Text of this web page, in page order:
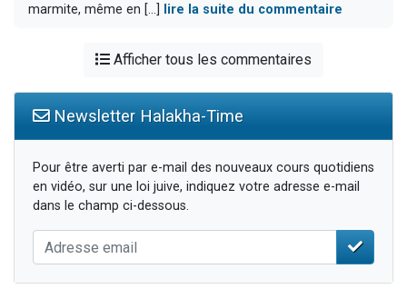
marmite, même en [...] lire la suite du commentaire
Afficher tous les commentaires
Newsletter Halakha-Time
Pour être averti par e-mail des nouveaux cours quotidiens
en vidéo, sur une loi juive, indiquez votre adresse e-mail
dans le champ ci-dessous.